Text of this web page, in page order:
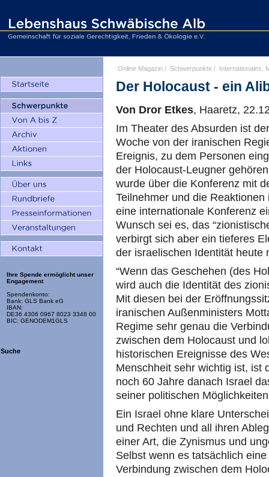
Ihre Spende ermöglicht unser
Engagement
Spendenkonto:
Bank: GLS Bank eG
IBAN:
DE36 4306 0967 8023 3348 00
BIC: GENODEM1GLS
Suche
Online Magazin / Schwerpunkte / Internationales,
Der Holocaust - ein
Von Dror Etkes, Haaretz,
Im Theater des Absurden ist
Woche von der iranischen
Ereignis, zu dem Personen
der Holocaust-Leugner
wurde über die Konferenz mit
Teilnehmer und die
eine internationale Konferenz
Wunsch sei es, das
verbirgt sich aber ein tieferes
der israelischen Identität heute
“Wenn das Geschehen (des
wird auch die Identität des
Mit diesen bei der
iranischen Außenministers
Regime sehr genau die
zwischen dem Holocaust und
historischen Ereignisse des
Menschheit sehr wichtig ist, ist
noch 60 Jahre danach Israel
seiner politischen
Ein Israel ohne klare
und Rechten und all ihren
einer Art, die Zynismus und
Selbst wenn es tatsächlich
Verbindung zwischen dem